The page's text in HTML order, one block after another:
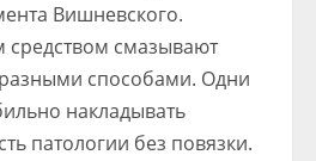
Вишневского.
смазывают
способами. Одни
накладывать
патологии без повязки.